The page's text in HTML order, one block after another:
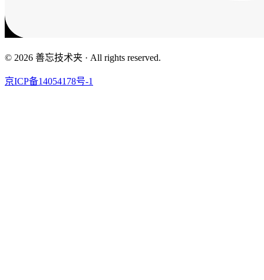
© 2026 善忘技术夹 · All rights reserved.
京ICP备14054178号-1